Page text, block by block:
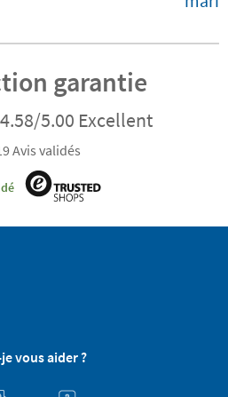
garantie
4.58/5.00 Excellent
Avis validés
vous aider ?